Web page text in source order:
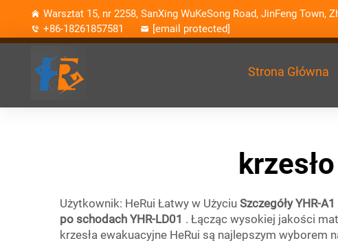
Warsztat 15, nr 2258, SanXing WuKeSong Road, JinFeng Town,
+86-18261857581
[email protected]
Strona Główna
Użytkownik: HeRui Łatwy w Użyciu Szczegóły YHR-A1
po schodach YHR-LD01 . Łącząc wysokiej jakości
krzesła ewakuacyjne HeRui są najlepszym